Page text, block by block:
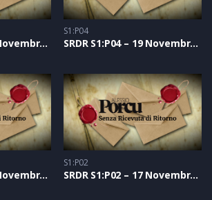
SRDR S1:P05 – 20 Novembre 2020
S1:P04
SRDR S1:P04 – 19 Novembre 2020
SRDR S1:P03 – 18 Novembre 2020
S1:P02
SRDR S1:P02 – 17 Novembre 2020